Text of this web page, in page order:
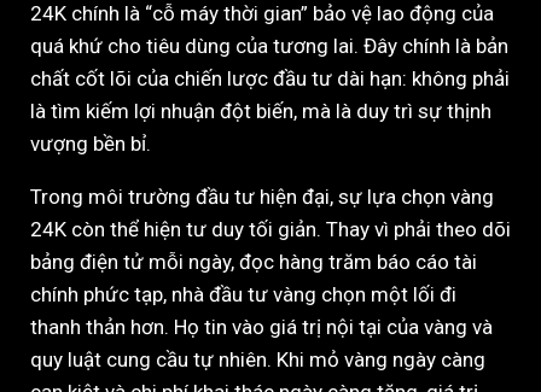
24K chính là “cỗ máy thời gian” bảo vệ lao động của
quá khứ cho tiêu dùng của tương lai. Đây chính là bản
chất cốt lõi của chiến lược đầu tư dài hạn: không phải
là tìm kiếm lợi nhuận đột biến, mà là duy trì sự thịnh
vượng bền bỉ.
Trong môi trường đầu tư hiện đại, sự lựa chọn vàng
24K còn thể hiện tư duy tối giản. Thay vì phải theo dõi
bảng điện tử mỗi ngày, đọc hàng trăm báo cáo tài
chính phức tạp, nhà đầu tư vàng chọn một lối đi
thanh thản hơn. Họ tin vào giá trị nội tại của vàng và
quy luật cung cầu tự nhiên. Khi mỏ vàng ngày càng